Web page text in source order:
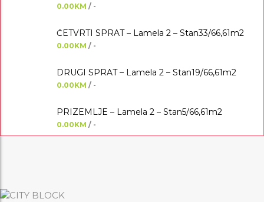
0.00KM / -
ČETVRTI SPRAT – Lamela 2 – Stan33/66,61m2
0.00KM / -
DRUGI SPRAT – Lamela 2 – Stan19/66,61m2
0.00KM / -
PRIZEMLJE – Lamela 2 – Stan5/66,61m2
0.00KM / -